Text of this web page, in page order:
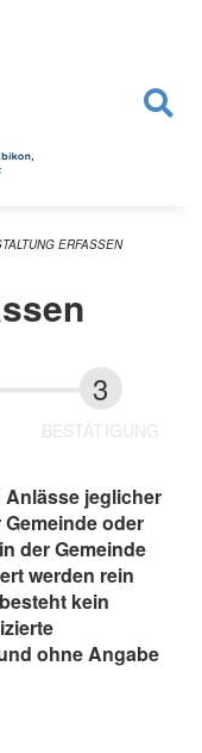
ERFASSEN
BESTÄTIGUNG
Anlässe jeglicher
oder
der Gemeinde
werden rein
kein
ohne Angabe